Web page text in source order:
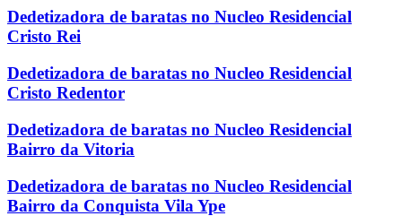
Dedetizadora de baratas no Nucleo Residencial
Cristo Rei
Dedetizadora de baratas no Nucleo Residencial
Cristo Redentor
Dedetizadora de baratas no Nucleo Residencial
Bairro da Vitoria
Dedetizadora de baratas no Nucleo Residencial
Bairro da Conquista Vila Ype